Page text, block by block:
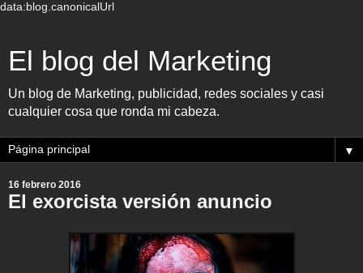
data:blog.canonicalUrl
El blog del Marketing
Un blog de Marketing, publicidad, redes sociales y casi
cualquier cosa que ronda mi cabeza.
▼
16 febrero 2016
El exorcista versión anuncio